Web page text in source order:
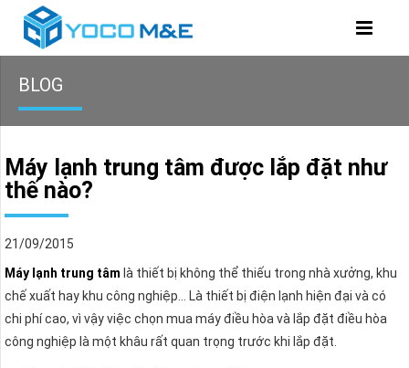
BLOG
Máy lạnh trung tâm được lắp đặt như
thế nào?
21/09/2015
Máy lạnh trung tâm là thiết bị không thể thiếu trong nhà xưởng, khu
chế xuất hay khu công nghiệp… Là thiết bị điện lạnh hiện đại và có
chi phí cao, vì vậy việc chọn mua máy điều hòa và lắp đặt điều hòa
công nghiệp là một khâu rất quan trọng trước khi lắp đặt.